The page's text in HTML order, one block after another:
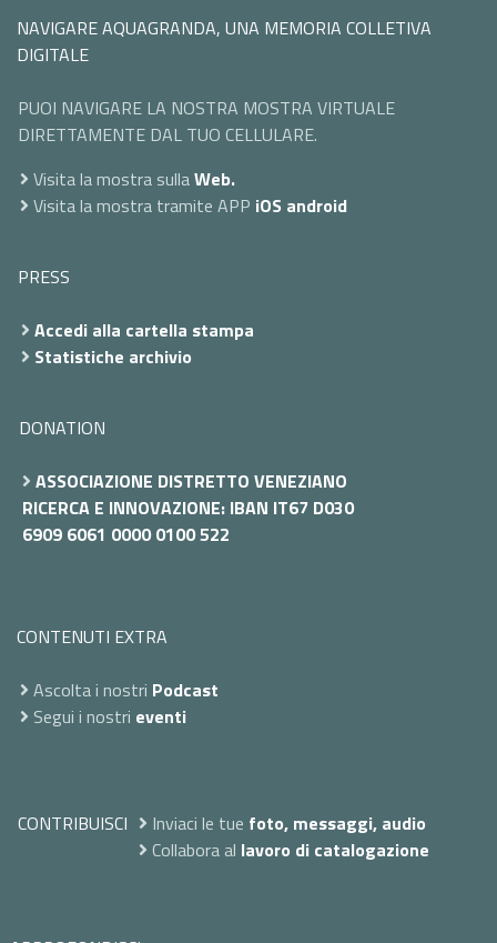
NAVIGARE AQUAGRANDA, UNA MEMORIA COLLETIVA
DIGITALE
PUOI NAVIGARE LA NOSTRA MOSTRA VIRTUALE
DIRETTAMENTE DAL TUO CELLULARE.
Visita la mostra sullaWeb.
Visita la mostra tramite APP iOS android
PRESS
Accedi alla cartella stampa
Statistiche archivio
DONATION
ASSOCIAZIONE DISTRETTO VENEZIANO
RICERCA E INNOVAZIONE: IBAN IT67 D030
6909 6061 0000 0100 522
CONTENUTI EXTRA
Ascolta i nostri Podcast
Segui i nostri eventi
CONTRIBUISCI Inviaci le tue foto, messaggi, audio
Collabora al lavoro di catalogazione